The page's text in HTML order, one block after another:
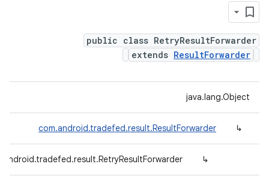
public class RetryResultForwarder
extends ResultForwarder
java.lang.Object
↳
com.android.tradefed.result.ResultForwarder
↳